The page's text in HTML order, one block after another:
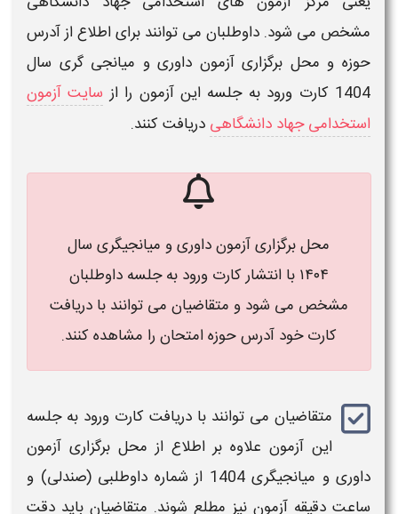
مشخص می شود. داوطلبان می توانند برای اطلاع از آدرس
حوزه و محل برگزاری آزمون داوری و میانجی گری سال
1404 کارت ورود به جلسه این آزمون را از سایت آزمون
استخدامی جهاد دانشگاهی دریافت کنند.
محل برگزاری آزمون داوری و میانجیگری سال
۱۴۰۴ با انتشار کارت ورود به جلسه داوطلبان
مشخص می شود و متقاضیان می توانند با دریافت
کارت خود آدرس حوزه امتحان را مشاهده کنند.
متقاضیان می توانند با دریافت کارت ورود به جلسه
این آزمون علاوه بر اطلاع از محل برگزاری آزمون
داوری و میانجیگری 1404
از شماره داوطلبی (صندلی) و
ساعت دقیقه آزمون نیز مطلع شوند. متقاضیان باید دقت